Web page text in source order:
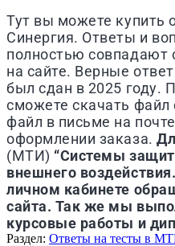
Тут вы можете купить
Синергия. Ответы и
полностью совпадают
на сайте. Верные
был сдан в 2025 году.
сможете скачать файл
файл в письме на
оформлении заказа.
(МТИ) “Системы
внешнего
личном кабинете
сайта. Так же мы
курсовые работы и
Раздел: Ответы на тесты в